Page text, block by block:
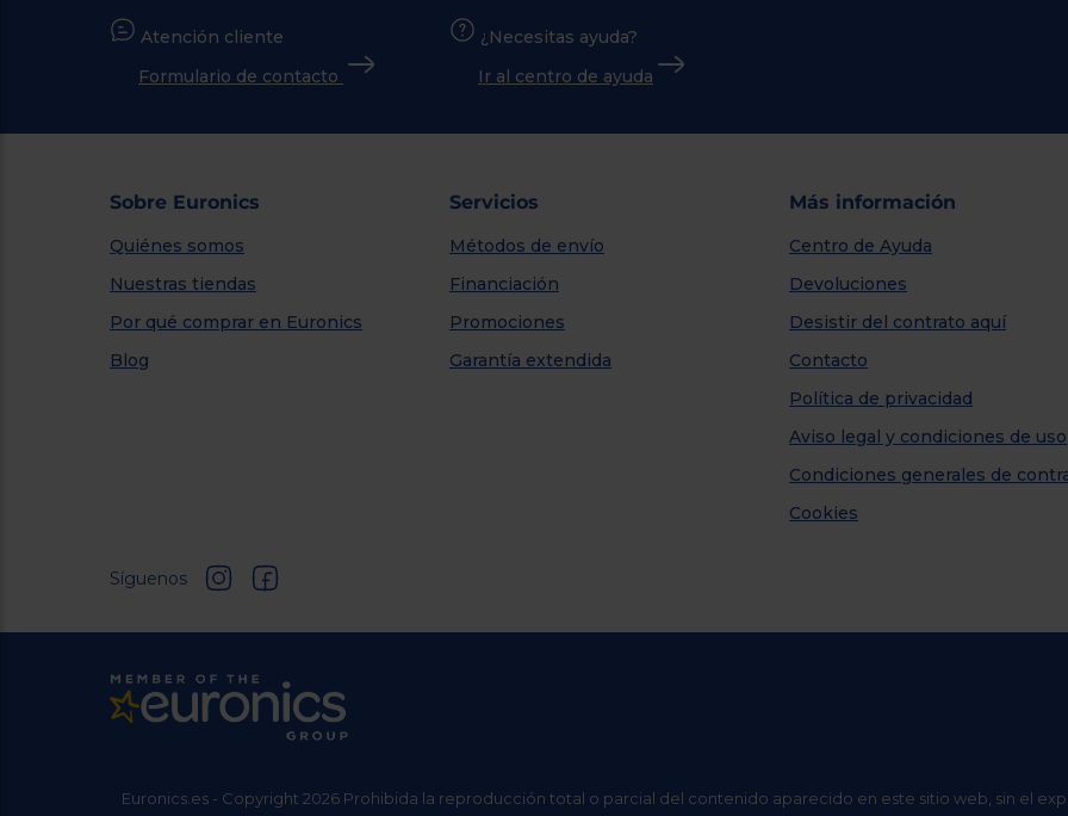
Atención cliente
Formulario de contacto
¿Necesitas ayuda?
Ir al centro de ayuda
Sobre Euronics
Quiénes somos
Nuestras tiendas
Por qué comprar en Euronics
Blog
Servicios
Métodos de envío
Financiación
Promociones
Garantía extendida
Más información
Centro de Ayuda
Devoluciones
Desistir del contrato aquí
Contacto
Política de privacidad
Aviso legal y condiciones de uso
Condiciones generales de
Cookies
Síguenos
Euronics.es - Copyright 2026 Prohibida la reproducción total o parcial del contenido aparecido en este sitio web, sin el